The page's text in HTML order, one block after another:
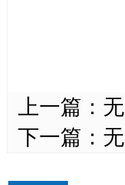
上一篇： 无
下一篇： 无